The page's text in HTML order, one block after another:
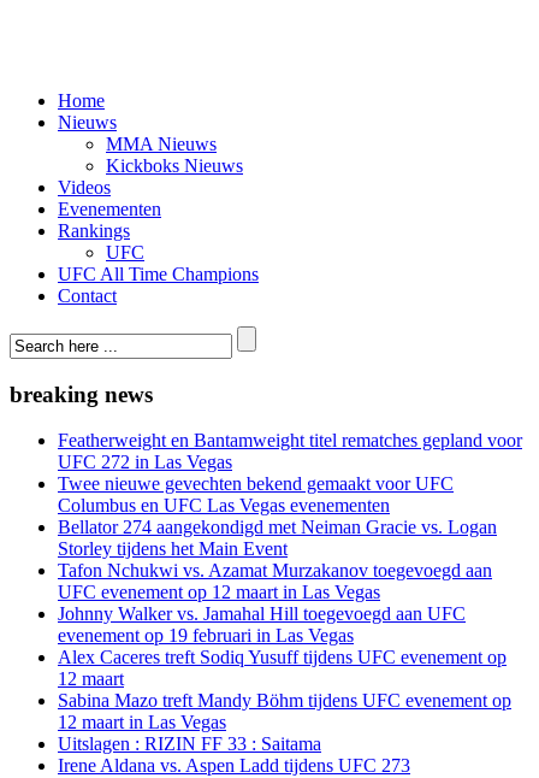
Home
Nieuws
MMA Nieuws
Kickboks Nieuws
Videos
Evenementen
Rankings
UFC
UFC All Time Champions
Contact
breaking news
Featherweight en Bantamweight titel rematches gepland voor
UFC 272 in Las Vegas
Twee nieuwe gevechten bekend gemaakt voor UFC
Columbus en UFC Las Vegas evenementen
Bellator 274 aangekondigd met Neiman Gracie vs. Logan
Storley tijdens het Main Event
Tafon Nchukwi vs. Azamat Murzakanov toegevoegd aan
UFC evenement op 12 maart in Las Vegas
Johnny Walker vs. Jamahal Hill toegevoegd aan UFC
evenement op 19 februari in Las Vegas
Alex Caceres treft Sodiq Yusuff tijdens UFC evenement op
12 maart
Sabina Mazo treft Mandy Böhm tijdens UFC evenement op
12 maart in Las Vegas
Uitslagen : RIZIN FF 33 : Saitama
Irene Aldana vs. Aspen Ladd tijdens UFC 273